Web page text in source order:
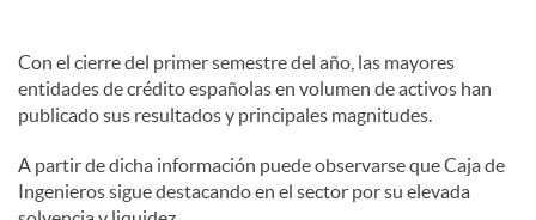
Con el cierre del primer semestre del año, las mayores
entidades de crédito españolas en volumen de activos han
publicado sus resultados y principales magnitudes.
A partir de dicha información puede observarse que Caja de
Ingenieros sigue destacando en el sector por su elevada